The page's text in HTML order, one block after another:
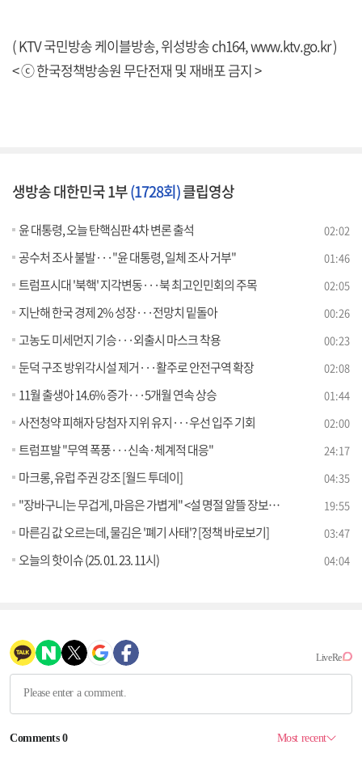
( KTV 국민방송 케이블방송, 위성방송 ch164,www.ktv.go.kr)
< ⓒ 한국정책방송원 무단전재 및 재배포 금지 >
생방송 대한민국 1부(1728회)클립영상
윤 대통령, 오늘 탄핵심판 4차 변론 출석 02:02
공수처 조사 불발···"윤 대통령, 일체 조사 거부" 01:46
트럼프시대 '북핵' 지각변동···북 최고인민회의 주목 02:05
지난해 한국 경제 2% 성장···전망치 밑돌아 00:26
고농도 미세먼지 기승···외출시 마스크 착용 00:23
둔덕 구조 방위각시설 제거···활주로 안전구역 확장 02:08
11월 출생아 14.6% 증가···5개월 연속 상승 01:44
사전청약 피해자 당첨자 지위 유지···우선 입주 기회 02:00
트럼프발 "무역 폭풍···신속·체계적 대응" 24:17
마크롱, 유럽 주권 강조 [월드 투데이] 04:35
"장바구니는 무겁게, 마음은 가볍게" <설 명절 알뜰 장보기> 19:55
마른김 값 오르는데, 물김은 '폐기 사태'? [정책 바로보기] 03:47
오늘의 핫이슈 (25. 01. 23. 11시) 04:04